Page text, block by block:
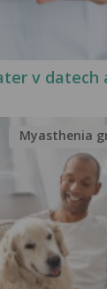
v datech
Myasthenia